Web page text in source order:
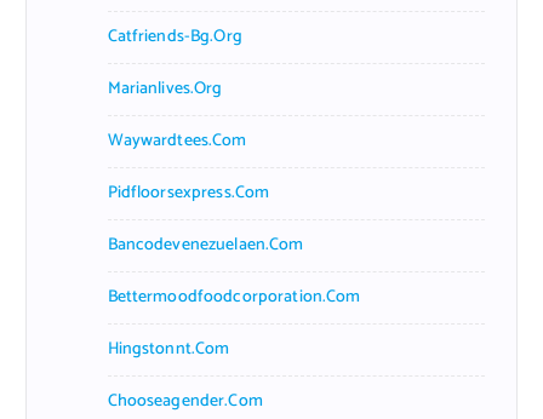
Catfriends-Bg.org
Marianlives.org
Waywardtees.com
Pidfloorsexpress.com
Bancodevenezuelaen.com
Bettermoodfoodcorporation.com
Hingstonnt.com
Chooseagender.com